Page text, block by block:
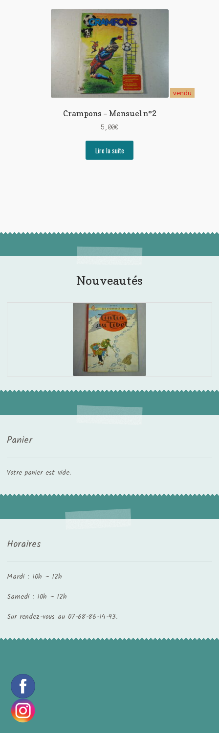
vendu
Crampons – Mensuel n°2
5,00€
Lire la suite
Nouveautés
Panier
Votre panier est vide.
Horaires
Mardi : 10h – 12h
Samedi : 10h – 12h
Sur rendez-vous au 07-68-86-14-93.